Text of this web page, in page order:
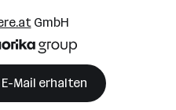
GmbH
Mail erhalten